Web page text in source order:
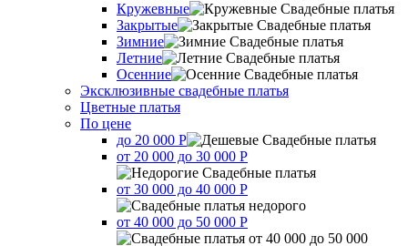
Кружевные
Закрытые
Зимние
Летние
Осенние
Эксклюзивные свадебные платья
Цветные платья
По цене
до 20 000 Р
от 20 000 до 30 000 Р
от 30 000 до 40 000 Р
от 40 000 до 50 000 Р